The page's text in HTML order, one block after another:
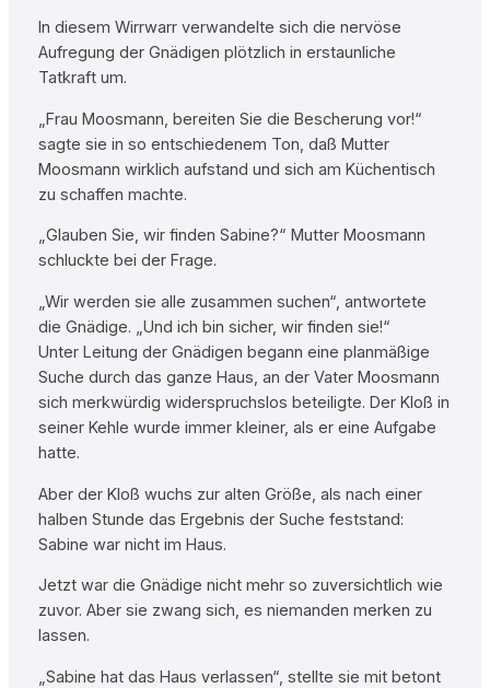
In diesem Wirrwarr verwandelte sich die nervöse
Aufregung der Gnädigen plötzlich in erstaunliche
Tatkraft um.
„Frau Moosmann, bereiten Sie die Bescherung vor!“
sagte sie in so entschiedenem Ton, daß Mutter
Moosmann wirklich aufstand und sich am Küchentisch
zu schaffen machte.
„Glauben Sie, wir finden Sabine?“ Mutter Moosmann
schluckte bei der Frage.
„Wir werden sie alle zusammen suchen“, antwortete
die Gnädige. „Und ich bin sicher, wir finden sie!“
Unter Leitung der Gnädigen begann eine planmäßige
Suche durch das ganze Haus, an der Vater Moosmann
sich merkwürdig widerspruchslos beteiligte. Der Kloß in
seiner Kehle wurde immer kleiner, als er eine Aufgabe
hatte.
Aber der Kloß wuchs zur alten Größe, als nach einer
halben Stunde das Ergebnis der Suche feststand:
Sabine war nicht im Haus.
Jetzt war die Gnädige nicht mehr so zuversichtlich wie
zuvor. Aber sie zwang sich, es niemanden merken zu
lassen.
„Sabine hat das Haus verlassen“, stellte sie mit betont